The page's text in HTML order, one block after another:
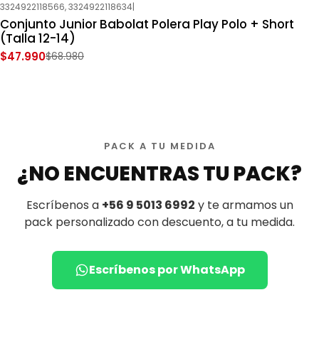
-30%OFF
Nuevo
3324922118566, 3324922118634|
Conjunto Junior Babolat Polera Play Polo + Short
(Talla 12-14)
$47.990$68.980
PACK A TU MEDIDA
¿NO ENCUENTRAS TU PACK?
Escríbenos a +56 9 5013 6992 y te armamos un
pack personalizado con descuento, a tu medida.
Escríbenos por WhatsApp